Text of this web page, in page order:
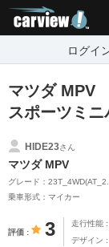
ログイ
マツダ MPV
スポーツミ
HIDE23さん
マツダ MPV
グレード：
乗車形式：マイカー
評価 3 走行性能
デザイン